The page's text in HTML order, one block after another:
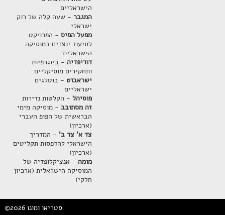
הישראליים
המגבר- שעה קלה של רוק
ישראלי
מפעל הפיס- הפרויקט
לתיעוד יוצרים במוסיקה
הישראלית
דודיפדיה - ביוגרפיות
ותחקירים מוסיקליים
ישראבוט - בוטלגים
ישראליים
פוסיהל- הקלטות נדירות
זה מסתובב- מוסיקה מימי
הבראשית של הפופ העברי
(ארכיון)
צד א' צד ב'- המדריך
הישראלי להדפסות תקליטים
(ארכיון)
מומה - אנציקלופדיה של
המוסיקה הישראלית (ארכיון
חלקי)
©2026 סטריאו ומונו